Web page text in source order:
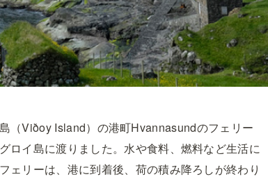
（Viðoy Island）の港町Hvannasundのフェリー
ロイ島に渡りました。水や食料、燃料など生活に
ェリーは、港に到着後、荷の積み降ろしが終わり